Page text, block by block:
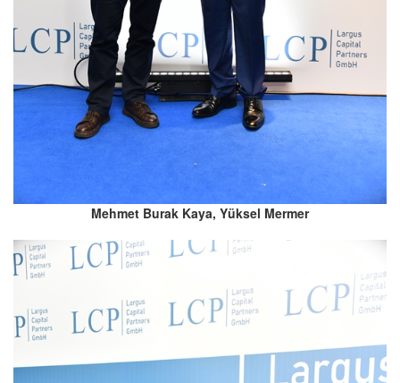
Mehmet Burak Kaya, Yüksel Mermer